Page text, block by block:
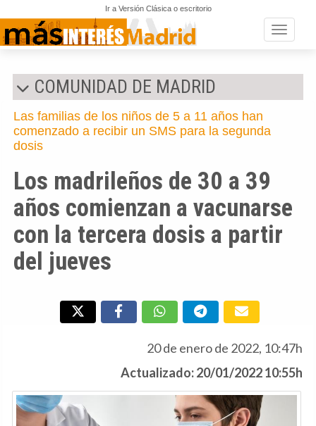
Ir a Versión Clásica o escritorio
Toggle
COMUNIDAD DE MADRID
Las familias de los niños de 5 a 11 años han
comenzado a recibir un SMS para la segunda
dosis
Los madrileños de 30 a 39
años comienzan a vacunarse
con la tercera dosis a partir
del jueves
20 de enero de 2022, 10:47h
Actualizado: 20/01/2022 10:55h